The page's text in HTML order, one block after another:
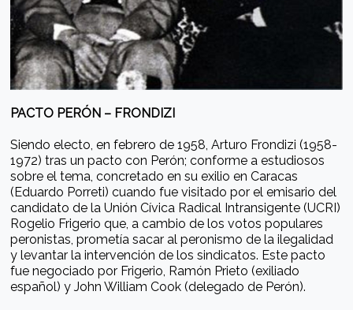
PACTO PERÓN – FRONDIZI
Siendo electo, en febrero de 1958, Arturo Frondizi (1958-
1972) tras un pacto con Perón; conforme a estudiosos
sobre el tema, concretado en su exilio en Caracas
(Eduardo Porreti) cuando fue visitado por el emisario del
candidato de la Unión Cívica Radical Intransigente (UCRI)
Rogelio Frigerio que, a cambio de los votos populares
peronistas, prometía sacar al peronismo de la ilegalidad
y levantar la intervención de los sindicatos. Este pacto
fue negociado por Frigerio, Ramón Prieto (exiliado
español) y John William Cook (delegado de Perón).